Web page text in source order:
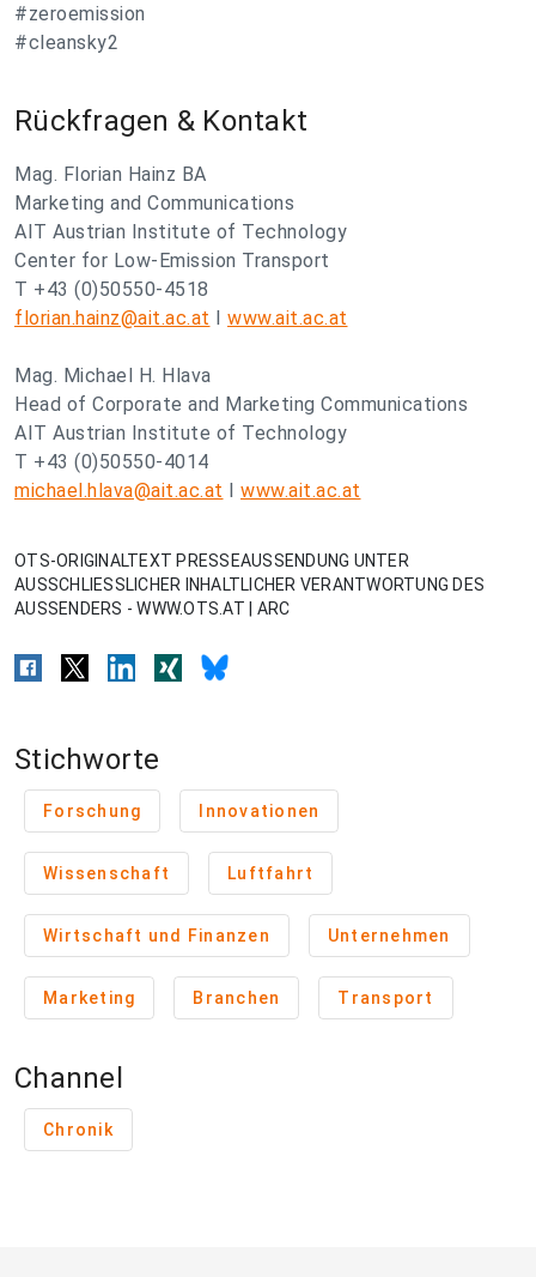
#zeroemission
#cleansky2
Rückfragen & Kontakt
Mag. Florian Hainz BA
Marketing and Communications
AIT Austrian Institute of Technology
Center for Low-Emission Transport
T +43 (0)50550-4518
florian.hainz@ait.ac.at I www.ait.ac.at
Mag. Michael H. Hlava
Head of Corporate and Marketing Communications
AIT Austrian Institute of Technology
T +43 (0)50550-4014
michael.hlava@ait.ac.at I www.ait.ac.at
OTS-ORIGINALTEXT PRESSEAUSSENDUNG UNTER
AUSSCHLIESSLICHER INHALTLICHER VERANTWORTUNG DES
AUSSENDERS - WWW.OTS.AT | ARC
Stichworte
Forschung Innovationen
Wissenschaft Luftfahrt
Wirtschaft und Finanzen Unternehmen
Marketing Branchen Transport
Channel
Chronik